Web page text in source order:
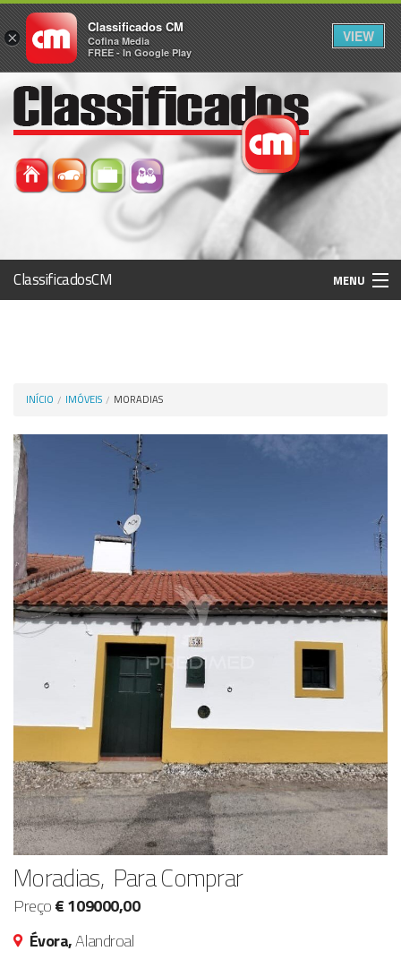
ClassificadosCM MENU
INÍCIO IMÓVEIS MORADIAS
Moradias, Para Comprar
Preço€ 109000,00
Évora,Alandroal
×
Classificados CM
Cofina Media
FREE - In Google Play
VIEW